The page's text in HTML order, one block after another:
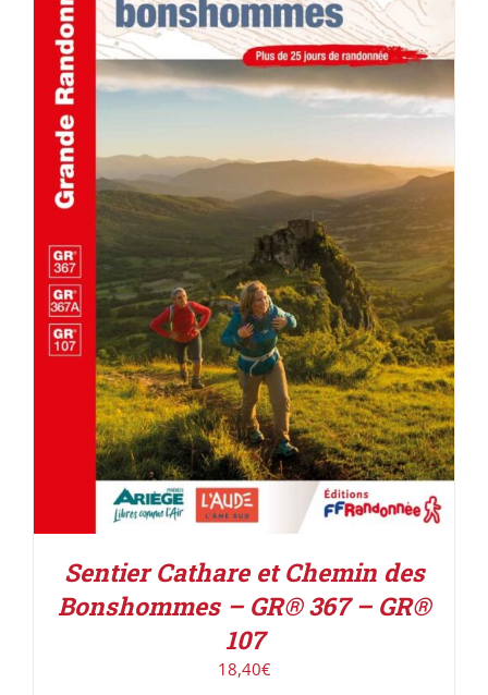
ACHETER LE PRODUIT DÉTAILS
Sentier Cathare et Chemin des
Bonshommes – GR® 367 – GR®
107
18,40€